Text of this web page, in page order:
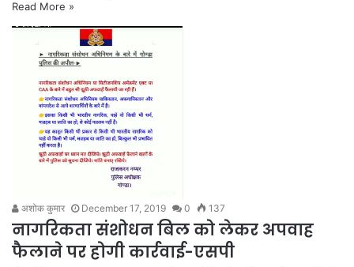
Read More »
अशोक कुमार December 17, 2019 0 137
नागरिकता संशोधन बिल को लेकर अपवाह
फैलाने पर होगी कार्रवाई-एसपी